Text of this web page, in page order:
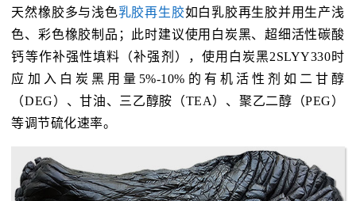
天然橡胶多与浅色乳胶再生胶如白乳胶再生胶并用生产浅
色、彩色橡胶制品；此时建议使用白炭黑、超细活性碳酸
钙等作补强性填料（补强剂），使用白炭黑2SLYY330时
应加入白炭黑用量5%-10%的有机活性剂如二甘醇
（DEG）、甘油、三乙醇胺（TEA）、聚乙二醇（PEG）
等调节硫化速率。